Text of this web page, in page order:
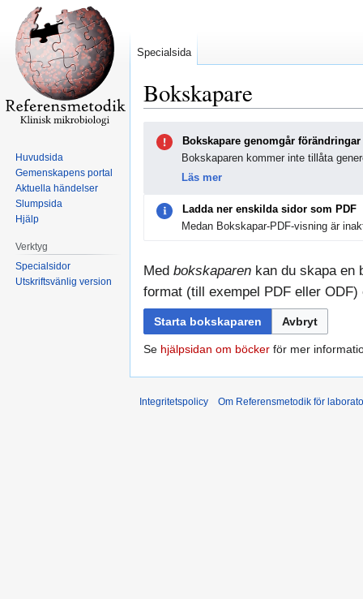
Bokskapare
navigering
Bokskapare genomgår förändringar
Bokskaparen kommer inte tillåta
Läs mer
Ladda ner enskilda sidor som PDF
Medan Bokskapar-PDF-visning är
Med bokskaparen kan du skapa en
format (till exempel PDF eller
Starta bokskaparen Avbryt
Se hjälpsidan om böcker för mer
Specialsida
Huvudsida
Gemenskapens portal
Aktuella händelser
Slumpsida
Hjälp
Verktyg
Specialsidor
Utskriftsvänlig version
Integritetspolicy Om Referensmetodik för